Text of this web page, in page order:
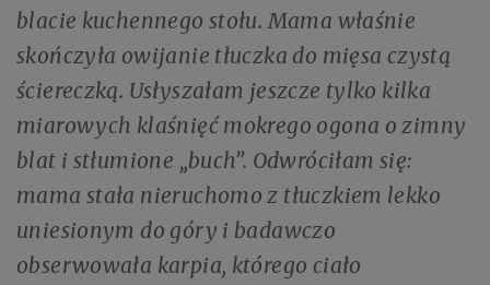
blacie kuchennego stołu. Mama właśnie
skończyła owijanie tłuczka do mięsa czystą
ściereczką. Usłyszałam jeszcze tylko kilka
miarowych klaśnięć mokrego ogona o zimny
blat i stłumione „buch”. Odwróciłam się:
mama stała nieruchomo z tłuczkiem lekko
uniesionym do góry i badawczo
obserwowała karpia, którego ciało